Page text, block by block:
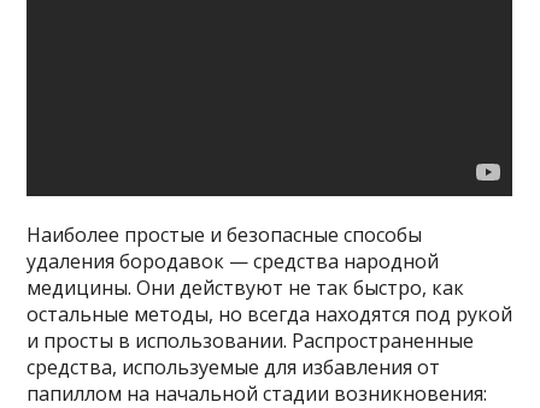
Наиболее простые и безопасные способы
удаления бородавок — средства народной
медицины. Они действуют не так быстро, как
остальные методы, но всегда находятся под рукой
и просты в использовании. Распространенные
средства, используемые для избавления от
папиллом на начальной стадии возникновения: